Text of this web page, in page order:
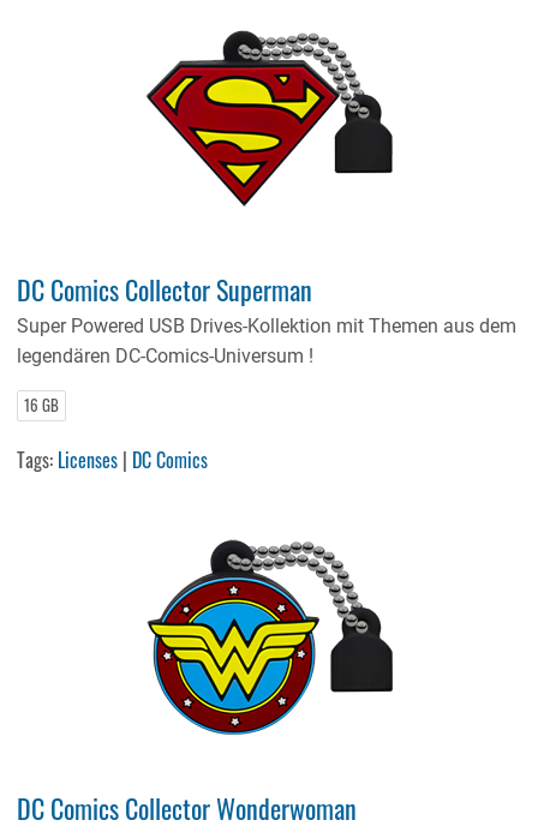
DC Comics Collector Superman
Super Powered USB Drives-Kollektion mit Themen aus dem
legendären DC-Comics-Universum !
16 GB
Tags: Licenses | DC Comics
DC Comics Collector Wonderwoman